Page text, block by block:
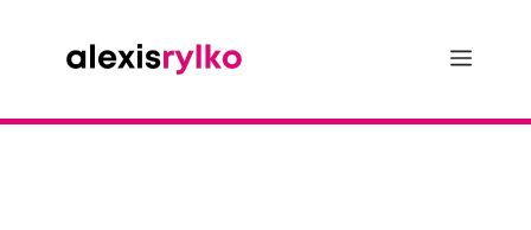
Menu